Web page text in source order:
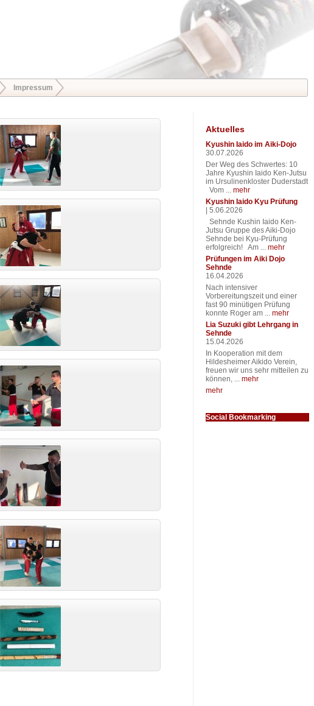
Impressum
Aktuelles
Kyushin Iaido im Aiki-Dojo
30.07.2026
Der Weg des Schwertes: 10
Jahre Kyushin Iaido Ken-Jutsu
im Ursulinenkloster Duderstadt
Vom ... mehr
Kyushin Iaido Kyu Prüfung
5.06.2026
Sehnde Kushin Iaido Ken-
Jutsu Gruppe des Aiki-Dojo
Sehnde bei Kyu-Prüfung
erfolgreich! Am ... mehr
Prüfungen im Aiki Dojo
Sehnde
16.04.2026
Nach intensiver
Vorbereitungszeit und einer
fast 90 minütigen Prüfung
konnte Roger am ... mehr
Lia Suzuki gibt Lehrgang in
Sehnde
15.04.2026
In Kooperation mit dem
Hildesheimer Aikido Verein,
freuen wir uns sehr mitteilen zu
können, ... mehr
mehr
Social Bookmarking